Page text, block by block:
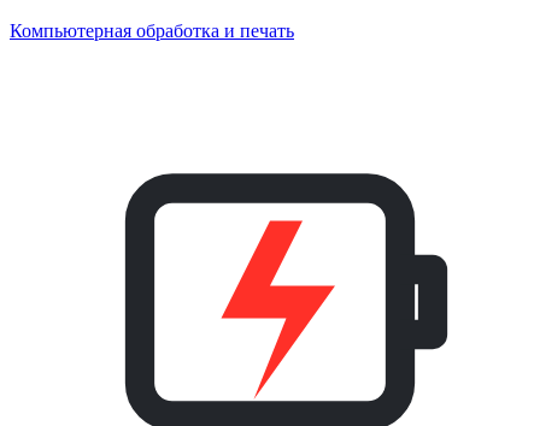
Компьютерная обработка и печать